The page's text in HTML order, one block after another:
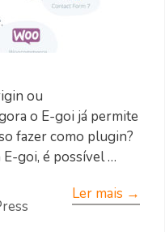
ou
o E-goi já permite
fazer como plugin?
goi, é possível …
Ler mais →